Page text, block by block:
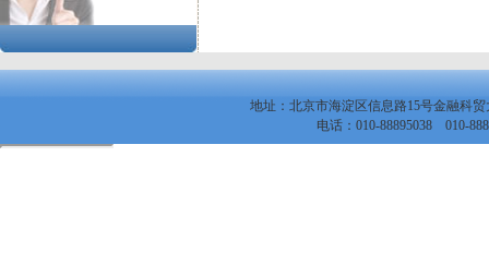
地址：北京市海淀区信息路15号金融科
电话：010-88895038 010-